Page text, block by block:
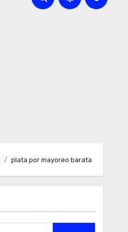
plata por mayoreo barata